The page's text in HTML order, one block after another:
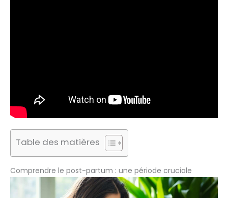
Table des matières
Comprendre le post-partum : une période cruciale